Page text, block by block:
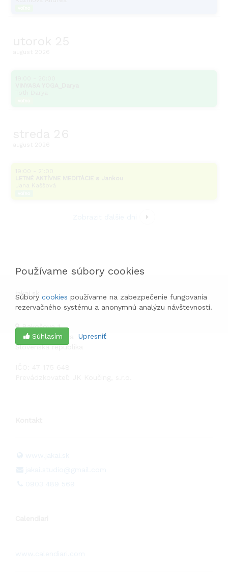
jakai.sk
Bakošova 1
841 03Bratislava
Slovenská republika
Používame súbory cookies
Súbory cookies používame na zabezpečenie fungovania
rezervačného systému a anonymnú analýzu návštevnosti.
Súhlasím Upresniť